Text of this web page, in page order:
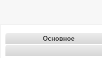
Основное